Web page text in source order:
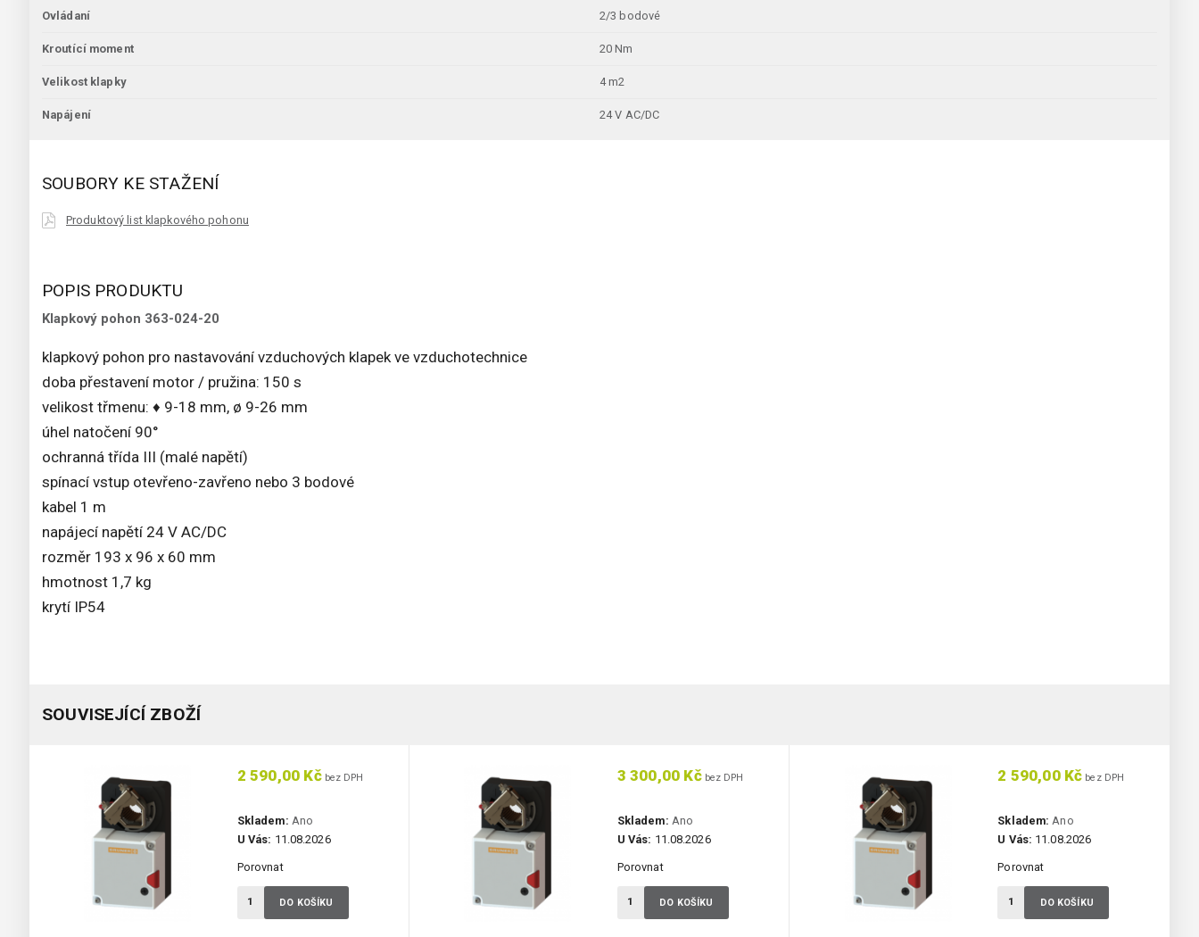
Ovládaní 2/3 bodové
Kroutící moment 20 Nm
Velikost klapky 4 m2
Napájení 24 V AC/DC
SOUBORY KE STAŽENÍ
Produktový list klapkového pohonu
POPIS PRODUKTU
Klapkový pohon 363-024-20
klapkový pohon pro nastavování vzduchových klapek ve vzduchotechnice
doba přestavení motor / pružina: 150 s
velikost třmenu: ♦ 9-18 mm, ø 9-26 mm
úhel natočení 90°
ochranná třída III (malé napětí)
spínací vstup otevřeno-zavřeno nebo 3 bodové
kabel 1 m
napájecí napětí 24 V AC/DC
rozměr 193 x 96 x 60 mm
hmotnost 1,7 kg
krytí IP54
SOUVISEJÍCÍ ZBOŽÍ
2 590,00 Kčbez DPH
Skladem: Ano
U Vás: 11.08.2026
Porovnat
DO KOŠÍKU
3 300,00 Kčbez DPH
Skladem: Ano
U Vás: 11.08.2026
Porovnat
DO KOŠÍKU
2 590,00 Kč bez DPH
Skladem: Ano
U Vás: 11.08.2026
Porovnat
DO KOŠÍKU